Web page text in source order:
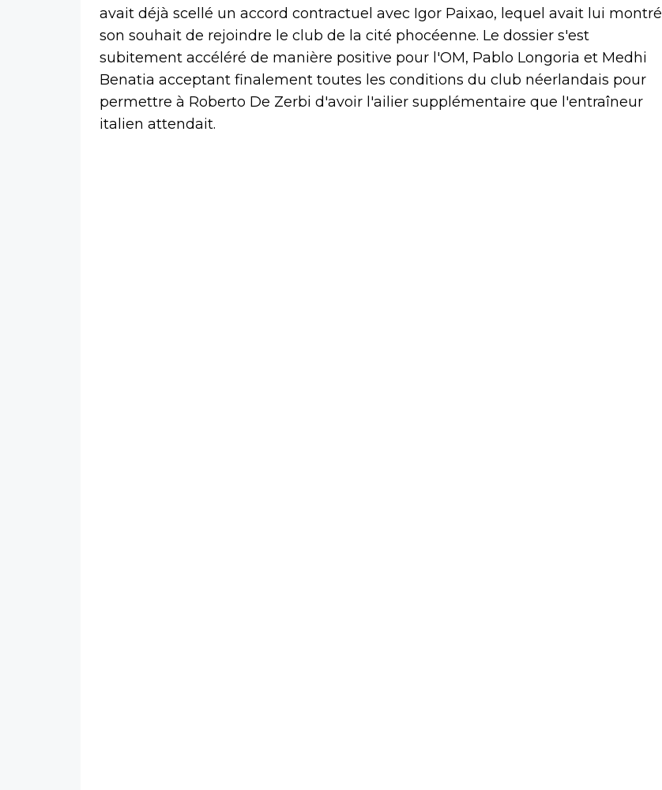
avait déjà scellé un accord contractuel avec Igor Paixao, lequel avait lui montré
son souhait de rejoindre le club de la cité phocéenne. Le dossier s'est
subitement accéléré de manière positive pour l'OM, Pablo Longoria et Medhi
Benatia acceptant finalement toutes les conditions du club néerlandais pour
permettre à Roberto De Zerbi d'avoir l'ailier supplémentaire que l'entraîneur
italien attendait.